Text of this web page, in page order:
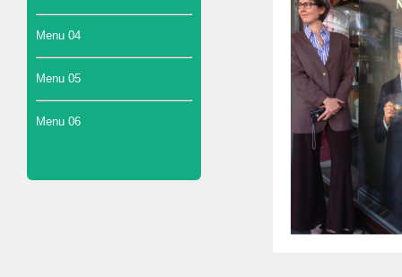
Menu 04
Menu 05
Menu 06